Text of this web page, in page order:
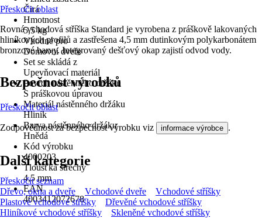
Čirá
Hmotnost
5,5 kg
Vhodné pro
Domovní dveře
Set se skládá z
Upevňovací materiál
Povrch nástěnného držáku
S práškovou úpravou
Materiál nástěnného držáku
Hliník
Barva nástěnného držáku
Hnědá
Kód výrobku
4000203
Tloušťka střechy
4,5 mm
EAN
4003412072678
Přeskočit oblast
Rovná vchodová stříška Standard je vyrobena z práškově lakovaných
hliníkových profilů a zastřešena 4,5 mm dutinkovým polykarbonátem
bronzové barvy. Integrovaný dešťový okap zajistí odvod vody.
Bezpečnost výrobků
Přeskočit oblast
Zodpovědnost za bezpečnost výrobku viz informace výrobce .
Další kategorie
Přeskočit seznam
Dřevo, okna a dveře
Vchodové dveře
Vchodové stříšky
Plastové vchodové stříšky
Dřevěné vchodové stříšky
Hliníkové vchodové stříšky
Skleněné vchodové stříšky